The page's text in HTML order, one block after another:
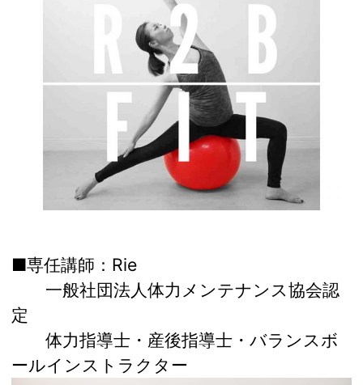
■専任講師：Rie
一般社団法人体力メンテナンス協会認
定
体力指導士・産後指導士・バランスボ
ールインストラクター